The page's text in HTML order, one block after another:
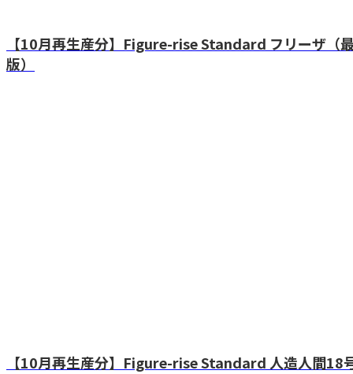
【10月再生産分】Figure-rise Standard フリーザ（
版）
【10月再生産分】Figure-rise Standard 人造人間18